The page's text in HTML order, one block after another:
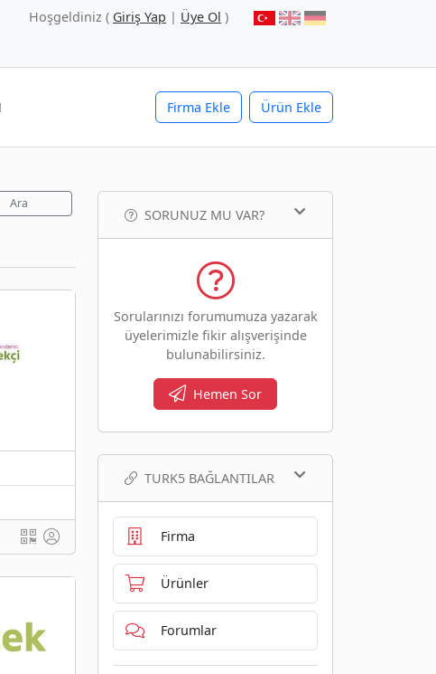
Hoşgeldiniz ( Giriş Yap | Üye Ol )
Firma Ekle Ürün Ekle
Ara
SORUNUZ MU VAR?
Sorularınızı forumumuza yazarak
üyelerimizle fikir alışverişinde
bulunabilirsiniz.
Hemen Sor
TURK5 BAĞLANTILAR
Firma
Ürünler
Forumlar